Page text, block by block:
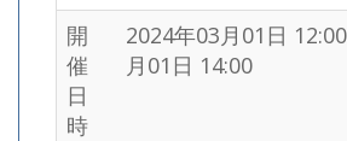
開
催
日
時
2024年03月01日
月01日 14:00